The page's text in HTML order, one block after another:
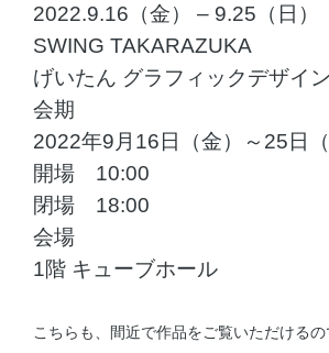
2022.9.16（金） – 9.25（日）
SWING TAKARAZUKA
げいたん グラフィックデザイ
会期
2022年9月16日（金）～25日（
開場 10:00
閉場 18:00
会場
1階 キューブホール
こちらも、間近で作品をご覧いただける